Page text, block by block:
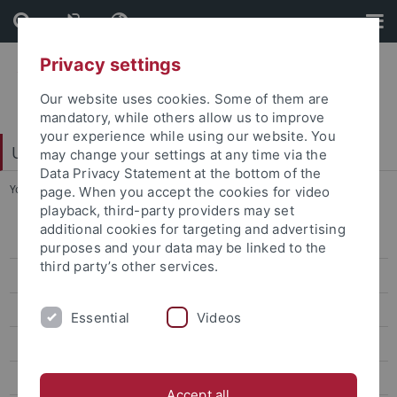
Skip
to
content
Skip
to
footer
Universitätsbibliothek
You are here: Startseite ... Veranstaltungen
Veranstaltungen
Chronik
Ausstellungen
Books To Go
Privacy settings
Our website uses cookies. Some of them are
mandatory, while others allow us to improve
your experience while using our website. You
may change your settings at any time via the
Data Privacy Statement at the bottom of the
page. When you accept the cookies for video
playback, third-party providers may set
additional cookies for targeting and advertising
purposes and your data may be linked to the
third party’s other services.
Essential Videos